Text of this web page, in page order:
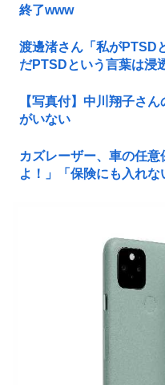
終了www
渡邊渚さん「私がPTSD
だPTSDという言葉は浸
【写真付】中川翔子さ
がいない
カズレーザー、車の任
よ！」「保険にも入れな